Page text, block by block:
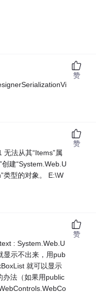
赞
法从其“Items”属
建“System.Web.U
类型的对象。 E:\W
赞
: System.Web.U
显示不出来，用pub
就可以显示
办法（如果用public
赞